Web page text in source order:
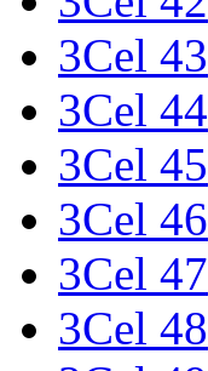
3Cel 43
3Cel 44
3Cel 45
3Cel 46
3Cel 47
3Cel 48